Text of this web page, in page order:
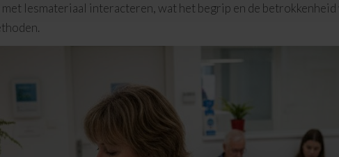
lesmateriaal interacteren, wat het begrip en de